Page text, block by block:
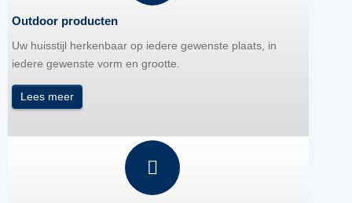
Outdoor producten
Uw huisstijl herkenbaar op iedere gewenste plaats, in
iedere gewenste vorm en grootte.
Lees meer